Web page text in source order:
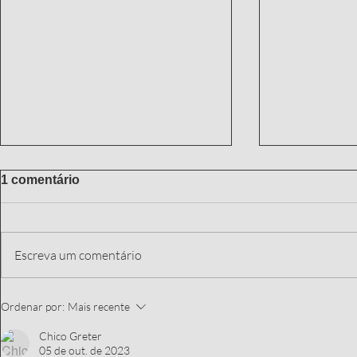
POPULAÇÃO AVANÇA DA
DE ACORDO COM A
SENTENÇA JUDICIAL.
1 comentário
Escreva um comentário
Ordenar por: Mais recente
Chico Greter
05 de out. de 2023